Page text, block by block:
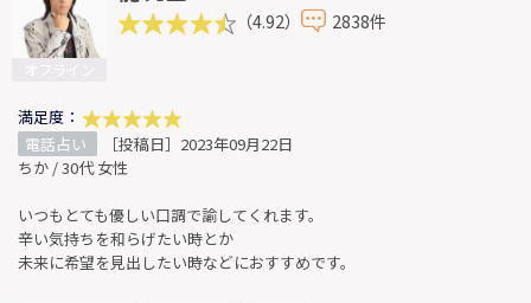
（4.92） 2838件
満足度：
電話占い
［投稿日］2023年09月22日
ちか / 30代 女性
いつもとても優しい口調で諭してくれます。
辛い気持ちを和らげたい時とか
未来に希望を見出したい時などにおすすめです。